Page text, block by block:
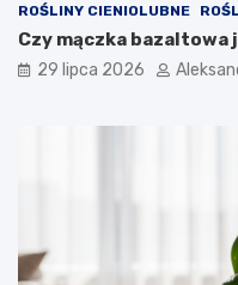
ROŚLINY CIENIOLUBNE
Czy mączka
29 lipca 2026